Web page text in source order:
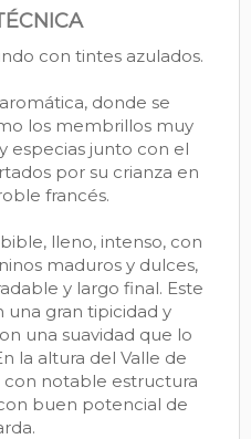
con tintes azulados.
donde se
los membrillos muy
especias junto con el
por su crianza en
francés.
lleno, intenso, con
maduros y dulces,
y largo final. Este
una gran tipicidad y
una suavidad que lo
la altura del Valle de
con notable estructura
buen potencial de